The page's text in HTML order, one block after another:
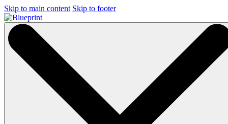
Skip to main content Skip to footer